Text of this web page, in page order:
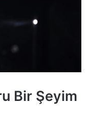
Bir Şeyim